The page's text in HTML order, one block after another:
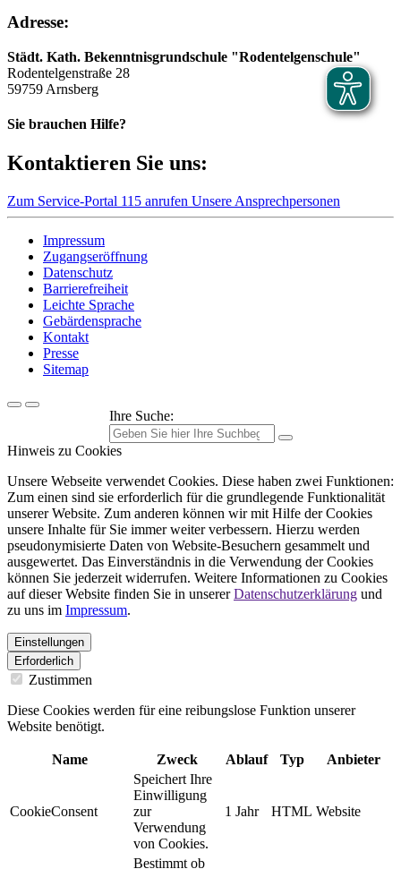
Adresse:
Städt. Kath. Bekenntnisgrundschule "Rodentelgenschule"
Rodentelgenstraße 28
59759 Arnsberg
Sie brauchen Hilfe?
Kontaktieren Sie uns:
Zum Service-Portal 115 anrufen Unsere Ansprechpersonen
Impressum
Zugangseröffnung
Datenschutz
Barrierefreiheit
Leichte Sprache
Gebärdensprache
Kontakt
Presse
Sitemap
Ihre Suche:
Hinweis zu Cookies
Unsere Webseite verwendet Cookies. Diese haben zwei Funktionen:
Zum einen sind sie erforderlich für die grundlegende Funktionalität
unserer Website. Zum anderen können wir mit Hilfe der Cookies
unsere Inhalte für Sie immer weiter verbessern. Hierzu werden
pseudonymisierte Daten von Website-Besuchern gesammelt und
ausgewertet. Das Einverständnis in die Verwendung der Cookies
können Sie jederzeit widerrufen. Weitere Informationen zu Cookies
auf dieser Website finden Sie in unsererDatenschutzerklärung und
zu uns im Impressum.
Einstellungen
Erforderlich
Zustimmen
Diese Cookies werden für eine reibungslose Funktion unserer
Website benötigt.
Name Zweck Ablauf Typ Anbieter
CookieConsent
Speichert Ihre
Einwilligung
zur
Verwendung
von Cookies.
1 Jahr HTML Website
Bestimmt ob